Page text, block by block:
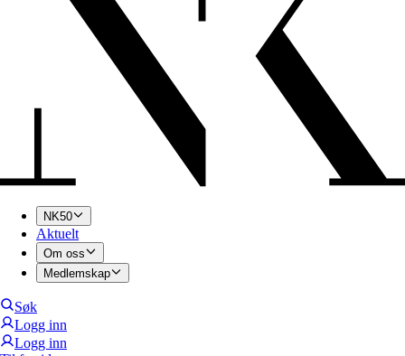
NK50
Aktuelt
Om oss
Medlemskap
Søk
Logg inn
Logg inn